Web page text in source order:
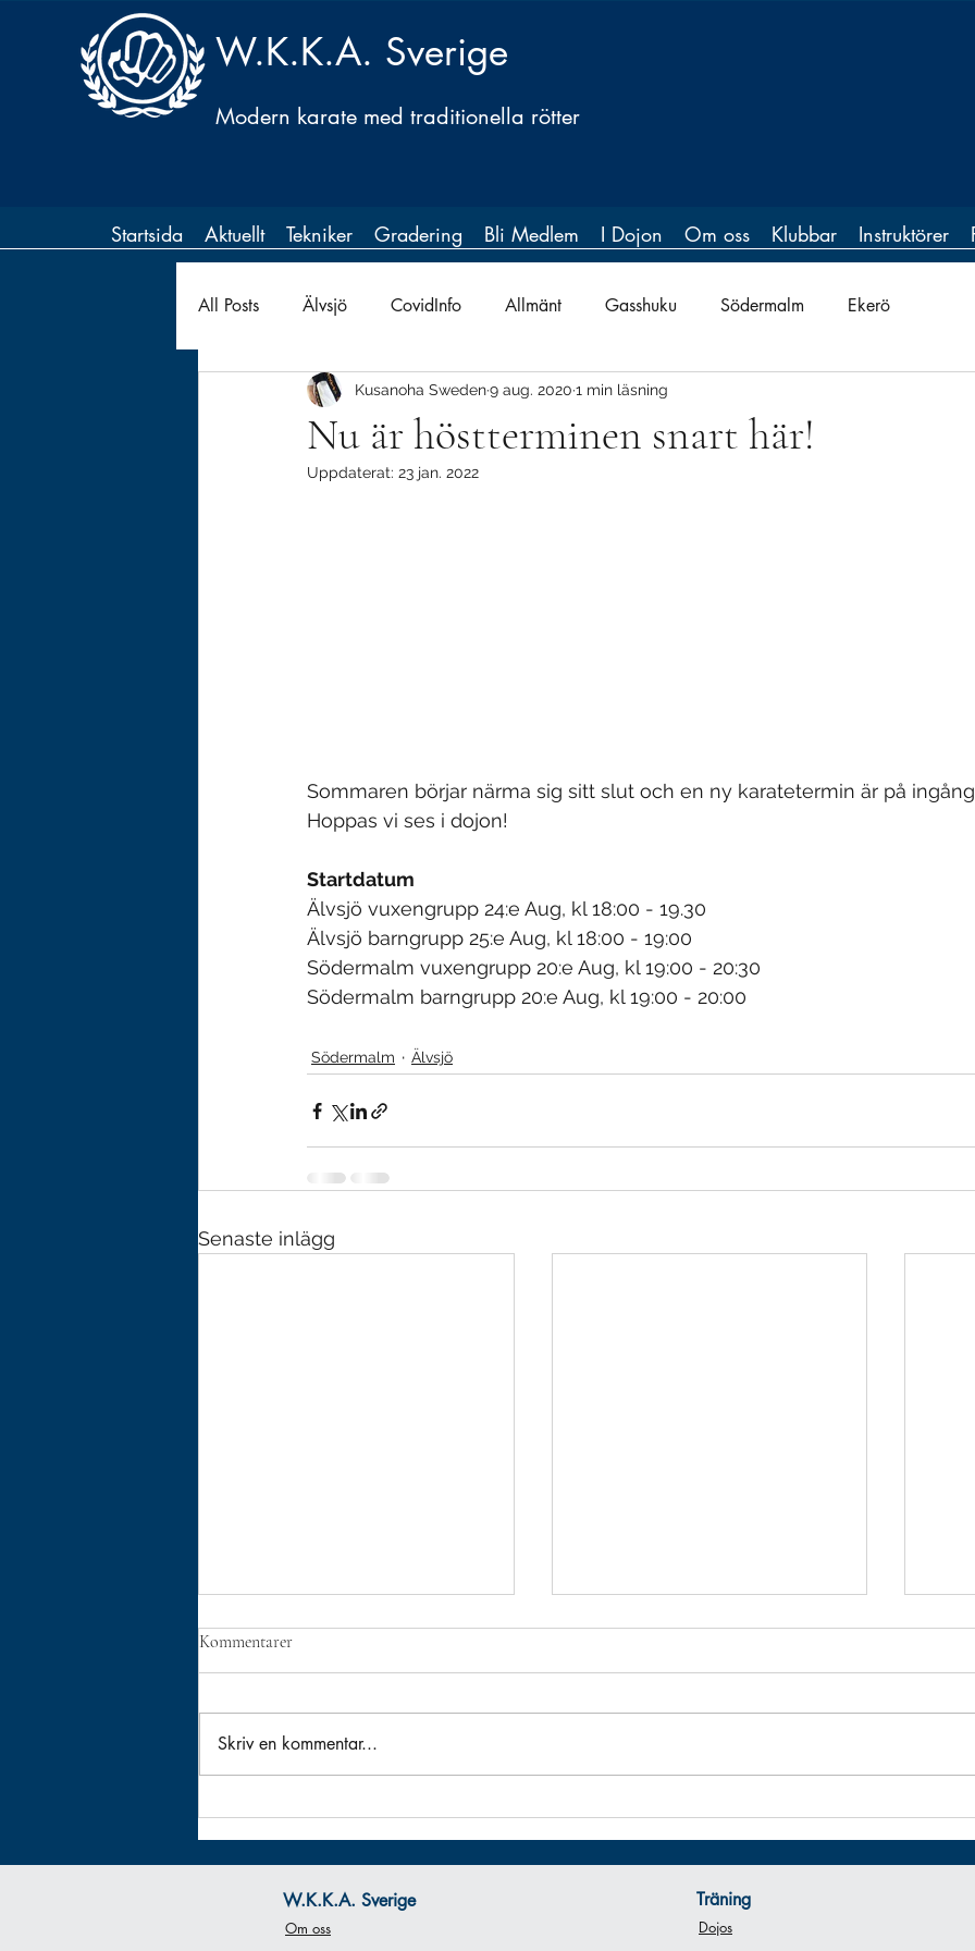
W.K.K.A. Sverige
Modern karate med traditionella rötter
Startsida Aktuellt Tekniker Gradering Bli Medlem I Dojon Om oss Klubbar Instruktörer
All Posts Älvsjö CovidInfo Allmänt Gasshuku Södermalm Ekerö
Nu är höstterminen snart här!
Kusanoha Sweden9 aug. 2020 1 min läsning
Uppdaterat: 23 jan. 2022
Sommaren börjar närma sig sitt slut och en ny karatetermin är på
Hoppas vi ses i dojon!
Startdatum
Älvsjö vuxengrupp 24:e Aug, kl 18:00 - 19.30
Älvsjö barngrupp 25:e Aug, kl 18:00 - 19:00
Södermalm vuxengrupp 20:e Aug, kl 19:00 - 20:30
Södermalm barngrupp 20:e Aug, kl 19:00 - 20:00
Södermalm Älvsjö
Senaste inlägg
Kommentarer
Skriv en kommentar...
W.K.K.A. Sverige Träning
Om oss Dojos